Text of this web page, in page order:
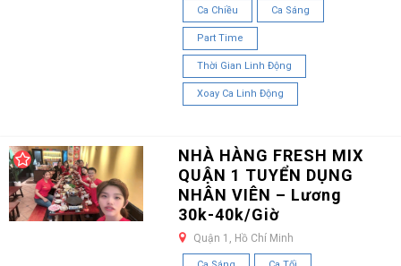
Ca Chiều Ca Sáng
Part Time
Thời Gian Linh Động
Xoay Ca Linh Động
NHÀ HÀNG FRESH MIX
QUẬN 1 TUYỂN DỤNG
NHÂN VIÊN – Lương
30k-40k/Giờ
Quận 1, Hồ Chí Minh